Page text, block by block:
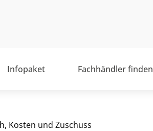
Infopaket Fachhändler finden
Kosten und Zuschuss